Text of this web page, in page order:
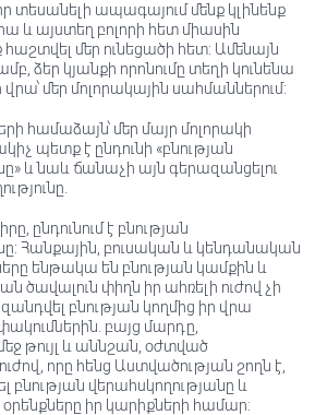
տեսանելի ապագայում մենք կլինենք
և այստեղ բոլորի հետ միասին
մեր ունեցածի հետ: Ամենայն
ձեր կյանքի որոնումը տեղի կունենա
վրա՝ մեր մոլորակային սահմաններում:
համաձայն՝ մեր մայր մոլորակի
պետք է ընդունի «բնության
և նաև ճանաչի այն գերազանցելու
ընդունում է բնության
Հանքային, բուսական և կենդանական
ենթակա են բնության կամքին և
ծավալուն փիղն իր ահռելի ուժով չի
բնության կողմից իր վրա
բայց մարդը,
թույլ և աննշան, օժտված
որը հենց Աստվածության շողն է,
բնության վերահսկողությանը և
օրենքները իր կարիքների համար: